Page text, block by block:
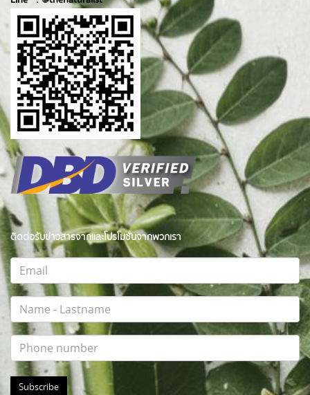
ติดต่อรับข่าวสารจากและโปรโมชั่นจากพวกเรา
Subscribe